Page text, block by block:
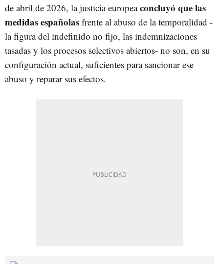
de abril de 2026, la justicia europeaconcluyó que las
medidas españolas frente al abuso de la temporalidad -
la figura del indefinido no fijo, las indemnizaciones
tasadas y los procesos selectivos abiertos- no son, en su
configuración actual, suficientes para sancionar ese
abuso y reparar sus efectos.